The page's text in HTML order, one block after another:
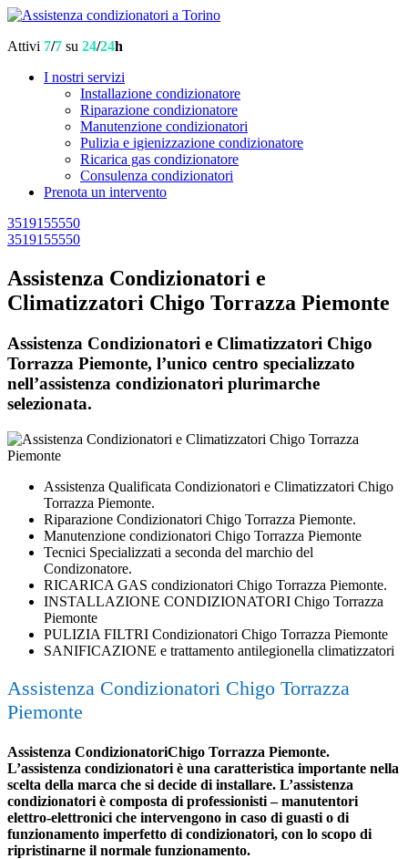
Attivi 7/7 su 24/24h
I nostri servizi
Installazione condizionatore
Riparazione condizionatore
Manutenzione condizionatori
Pulizia e igienizzazione condizionatore
Ricarica gas condizionatore
Consulenza condizionatori
Prenota un intervento
3519155550
3519155550
Assistenza Condizionatori e
Climatizzatori Chigo Torrazza Piemonte
Assistenza Condizionatori e Climatizzatori Chigo
Torrazza Piemonte, l’unico centro specializzato
nell’assistenza condizionatori plurimarche
selezionata.
Assistenza Qualificata Condizionatori e Climatizzatori Chigo
Torrazza Piemonte.
Riparazione Condizionatori Chigo Torrazza Piemonte.
Manutenzione condizionatori Chigo Torrazza Piemonte
Tecnici Specializzati a seconda del marchio del
Condizonatore.
RICARICA GAS condizionatori Chigo Torrazza Piemonte.
INSTALLAZIONE CONDIZIONATORI Chigo Torrazza
Piemonte
PULIZIA FILTRI Condizionatori Chigo Torrazza Piemonte
SANIFICAZIONE e trattamento antilegionella climatizzatori
Assistenza Condizionatori Chigo Torrazza
Piemonte
Assistenza CondizionatoriChigo Torrazza Piemonte.
L’assistenza condizionatori è una caratteristica importante nella
scelta della marca che si decide di installare. L’assistenza
condizionatori è composta di professionisti – manutentori
elettro-elettronici che intervengono in caso di guasti o di
funzionamento imperfetto di condizionatori, con lo scopo di
ripristinarne il normale funzionamento.